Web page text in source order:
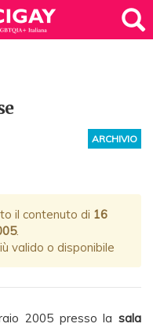
ARCHIVIO
il contenuto di 16
.
valido o disponibile
2005 presso la sala